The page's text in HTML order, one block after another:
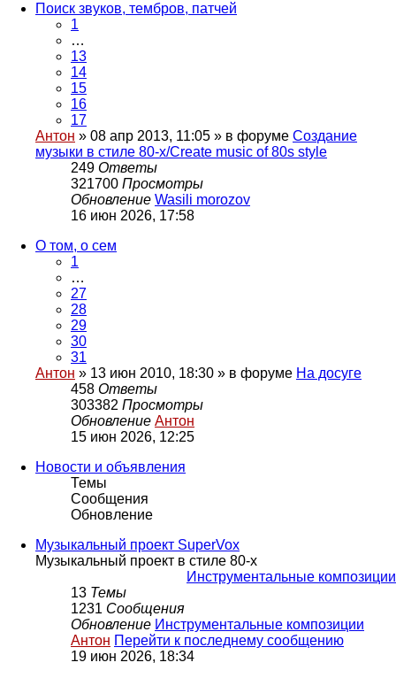
Поиск звуков, тембров, патчей
1
…
13
14
15
16
17
Антон » 08 апр 2013, 11:05 » в форуме Создание
музыки в стиле 80-х/Create music of 80s style
249 Ответы
321700 Просмотры
Обновление Wasili morozov
16 июн 2026, 17:58
О том, о сем
1
…
27
28
29
30
31
Антон » 13 июн 2010, 18:30 » в форуме На досуге
458 Ответы
303382 Просмотры
Обновление Антон
15 июн 2026, 12:25
Новости и объявления
Темы
Сообщения
Обновление
Музыкальный проект SuperVox
Музыкальный проект в стиле 80-х
Инструментальные композиции
13 Темы
1231 Сообщения
Обновление Инструментальные композиции
Антон Перейти к последнему сообщению
19 июн 2026, 18:34